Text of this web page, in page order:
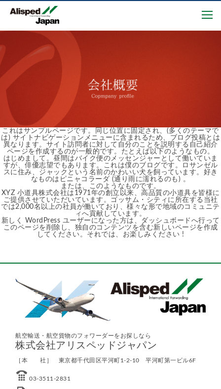
これはサンプルページです。同じ位置に固定され、(多くのテーマで
は) サイトナビゲーションメニューに含まれるため、ブログ投稿とは
異なります。サイト訪問者に対して自分のことを説明する自己紹介
ページを作成するのが一般的です。たとえば以下のようなもの。
はじめまして。昼間はバイク便のメッセンジャーとして働いていま
すが、俳優志望でもあります。これは僕のブログです。ロサンゼル
スに住み、ジャックという名前のかわいい犬を飼っています。好き
なものはピニャコラーダ (通り雨に濡れるのも) 。
または、このようなものです。
XYZ 小道具株式会社は1971年の創立以来、高品質の小道具を皆様に
ご提供させていただいています。ゴッサム・シティに所在する当社
では2,000名以上の社員が働いており、様々な形で地域のコミュニテ
ィへ貢献しています。
新しく WordPress ユーザーになった方は、
ダッシュボード へ行って
このページを削除し、独自のコンテンツを含む新しいページを作成
してください。それでは、お楽しみください !
航空輸送・航空貨物のフォワーダーをお探しなら
株式会社アリスペッドジャパン
［本 社］ 東京都千代田区平河町1-2-10 平河町第一ビル6F
03-3511-2831